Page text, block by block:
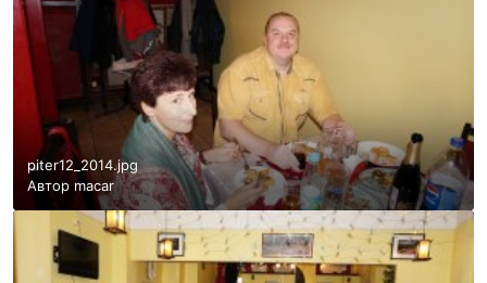
piter12_2014.jpg
Автор macar